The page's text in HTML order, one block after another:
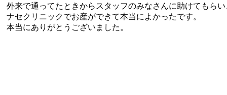
外来で通ってたときからスタッフのみなさんに助けてもら
ナセクリニックでお産ができて本当によかったです。
本当にありがとうございました。